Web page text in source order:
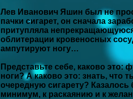
Лев Иванович Яшин был не
пачки сигарет, он сначала
притупляла непрекращающуюся
облитерации кровеносных
ампутируют ногу…
Представьте себе, каково это:
ноги? А каково это: знать, что
очередную сигарету? Казалось
минимум, к раскаянию и к